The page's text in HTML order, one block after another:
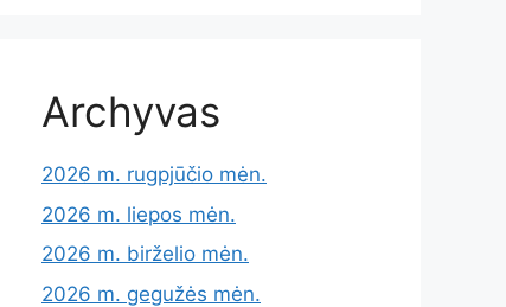
Archyvas
2026 m. rugpjūčio mėn.
2026 m. liepos mėn.
2026 m. birželio mėn.
2026 m. gegužės mėn.